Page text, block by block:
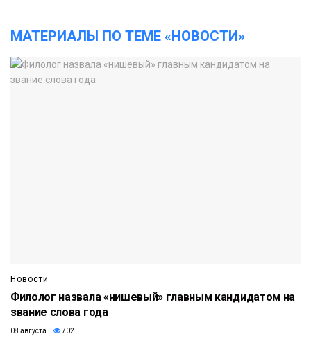
МАТЕРИАЛЫ ПО ТЕМЕ «НОВОСТИ»
Новости
Филолог назвала «нишевый» главным кандидатом на
звание слова года
08 августа 702